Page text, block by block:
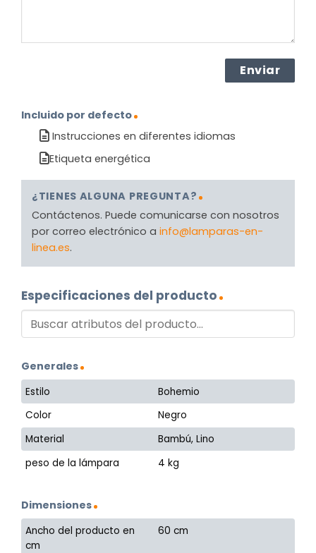
Incluido por defecto
Instrucciones en diferentes idiomas
Etiqueta energética
¿TIENES ALGUNA PREGUNTA?
Contáctenos. Puede comunicarse con nosotros
por correo electrónico a info@lamparas-en-
linea.es.
Especificaciones del producto
Generales
Estilo
Bohemio
Color
Negro
Material
Bambú, Lino
peso de la lámpara
4 kg
Dimensiones
Ancho del producto en
cm
60 cm